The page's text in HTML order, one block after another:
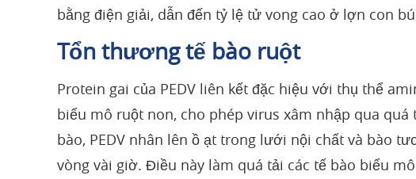
bằng điện giải, dẫn đến tỷ lệ tử vong cao ở lợn con
Tổn thương tế bào ruột
Protein gai của PEDV liên kết đặc hiệu với thụ thể
biểu mô ruột non, cho phép virus xâm nhập qua
bào, PEDV nhân lên ồ ạt trong lưới nội chất và bào
vòng vài giờ. Điều này làm quá tải các tế bào biểu